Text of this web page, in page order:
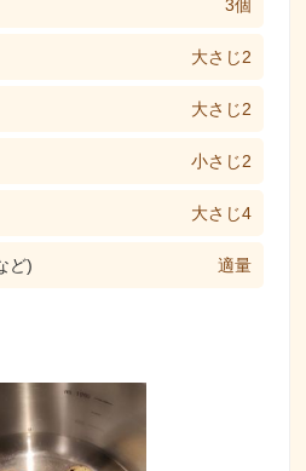
3個
大さじ2
大さじ2
小さじ2
大さじ4
ど) 適量